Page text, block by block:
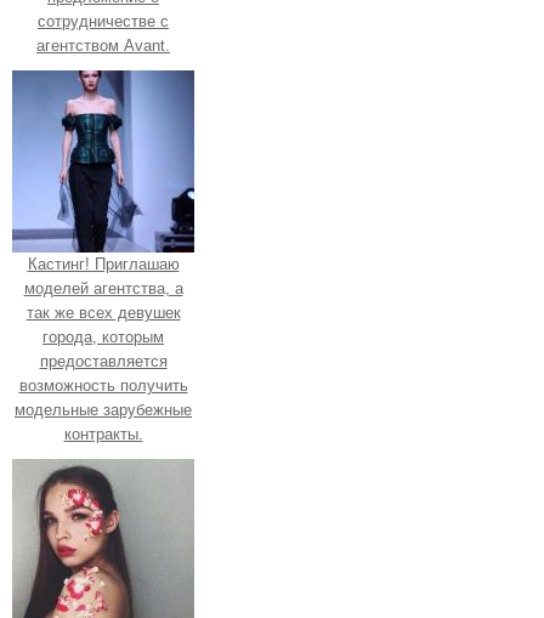
сотрудничестве с
агентством Avant.
Кастинг! Приглашаю
моделей агентства, а
так же всех девушек
города, которым
предоставляется
возможность получить
модельные зарубежные
контракты.